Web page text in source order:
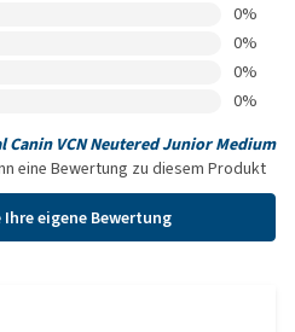
0%
0%
0%
0%
Canin VCN Neutered Junior Medium
eine Bewertung zu diesem Produkt
Ihre eigene Bewertung